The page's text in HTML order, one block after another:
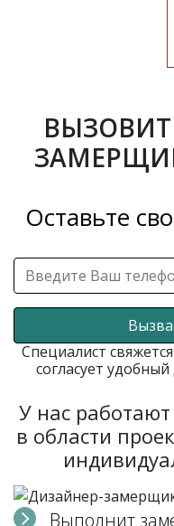
Оставьте
Специалист
согласует
У нас
в области
Выполнит